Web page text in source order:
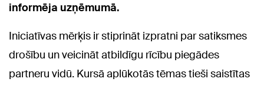
informēja uzņēmumā.
Iniciatīvas mērķis ir stiprināt izpratni par satiksmes
drošību un veicināt atbildīgu rīcību piegādes
partneru vidū. Kursā aplūkotās tēmas tieši saistītas